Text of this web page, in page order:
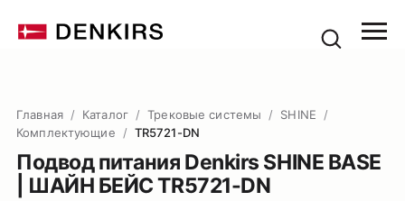
Главная / Каталог / Трековые системы / SHINE
/
Комплектующие
/ TR5721-DN
Подвод питания Denkirs SHINE BASE
| ШАЙН БЕЙС TR5721-DN